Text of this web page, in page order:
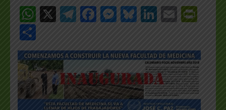
WhatsApp
X Telegram
Facebook
Messenger
Bluesky
LinkedIn
Email